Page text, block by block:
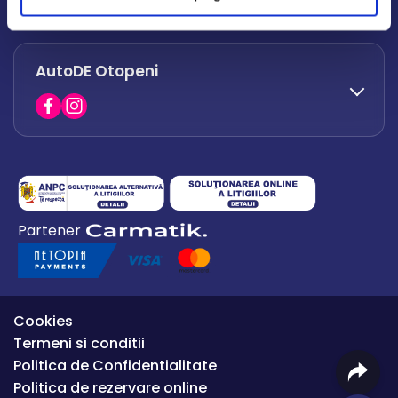
office.afumati@autode.ro
0730 063 852
0730 063 851
AutoDE Otopeni
0754 649 360
office.premium@autode.ro
Partener
Cookies
Termeni si conditii
Politica de Confidentialitate
Politica de rezervare online